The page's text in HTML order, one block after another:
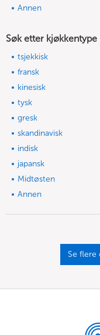
Annen
Søk etter kjøkkentype
tsjekkisk
fransk
kinesisk
tysk
gresk
skandinavisk
indisk
japansk
Midtøsten
Annen
Se flere